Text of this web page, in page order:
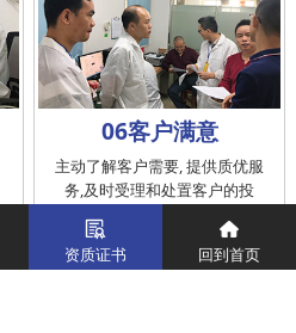
06客户满意
主动了解客户需要, 提供质优服
务,及时受理和处置客户的投
诉，提供快捷、方便的后续服
资质证书 回到首页